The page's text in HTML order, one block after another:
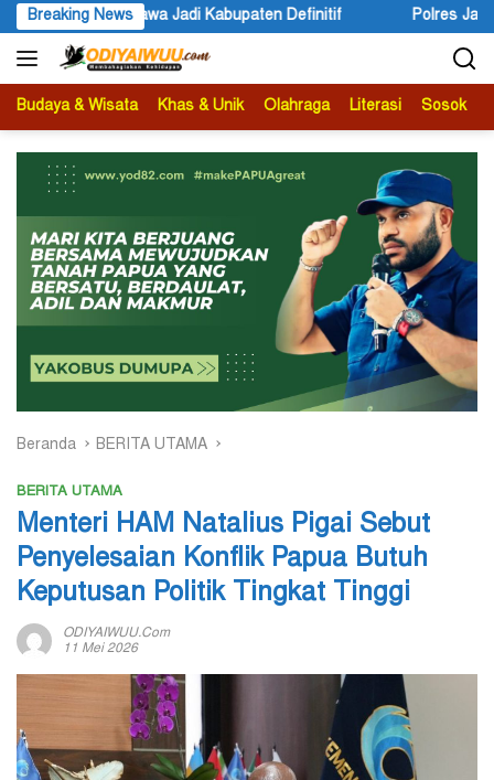
Langsung
ke
konten
Breaking NewsPolres Jayapura Lakukan Penyelidikan Pasca
Budaya & Wisata Khas & Unik Olahraga Literasi Sosok
Beranda BERITA UTAMA
BERITA UTAMA
Menteri HAM Natalius Pigai Sebut
Penyelesaian Konflik Papua Butuh
Keputusan Politik Tingkat Tinggi
ODIYAIWUU.com
11 Mei 2026